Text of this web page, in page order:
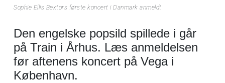
Sophie Ellis Bextors første koncert i Danmark anmeldt
Den engelske popsild spillede i går
på Train i Århus. Læs anmeldelsen
før aftenens koncert på Vega i
København.